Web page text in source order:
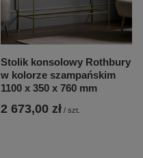
Stolik konsolowy Rothbury
w kolorze szampańskim
1100 x 350 x 760 mm
2 673,00 zł / szt.